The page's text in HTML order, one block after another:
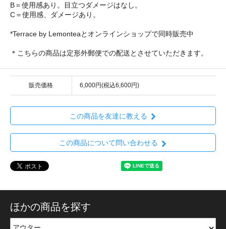
B＝使用感あり。目立つダメージはなし。
C＝使用感、ダメージあり。
*Terrace by Lemonteaとオンラインショップで同時販売中
＊こちらの商品は定形外郵便での配送とさせていただきます。
販売価格 6,000円(税込6,600円)
この商品を友達に教える
この商品について問い合わせる
ほかの商品を探す